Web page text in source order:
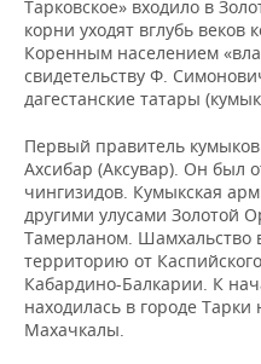
Тарковское» входило в
корни уходят вглубь веков
Коренным населением
свидетельству Ф.
дагестанские татары
Первый правитель
Ахсибар (Аксувар). Он был
чингизидов. Кумыкская
другими улусами Золотой
Тамерланом. Шамхальство
территорию от
Кабардино-Балкарии. К
находилась в городе
Махачкалы.